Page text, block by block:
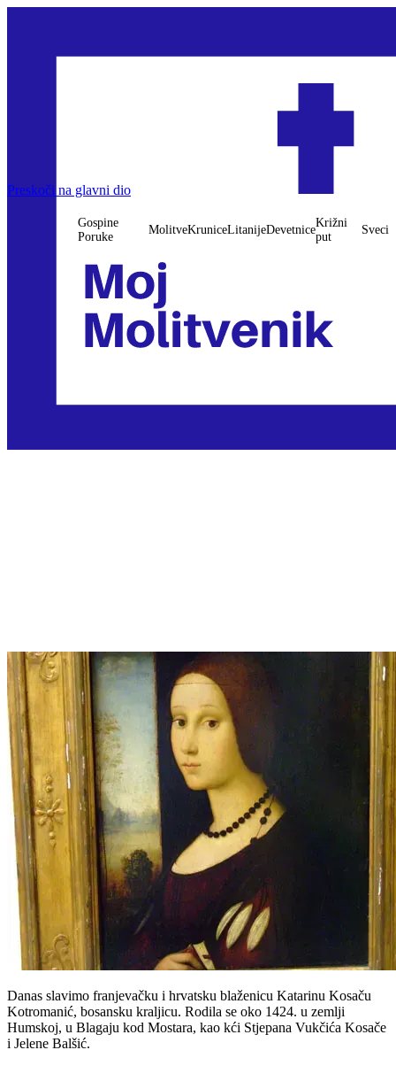
Preskoči na glavni dio
Gospine
Poruke
MolitveKruniceLitanijeDevetnice
Križni
put
Sveci
Danas slavimo franjevačku i hrvatsku blaženicu Katarinu Kosaču
Kotromanić, bosansku kraljicu. Rodila se oko 1424. u zemlji
Humskoj, u Blagaju kod Mostara, kao kći Stjepana Vukčića Kosače
i Jelene Balšić.